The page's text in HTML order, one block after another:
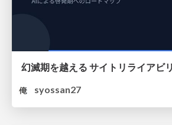
syossan27